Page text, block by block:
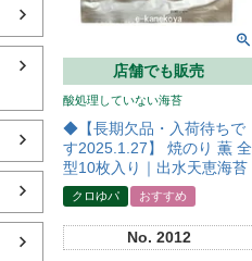
店舗でも販売
酸処理していない海苔
◆【長期欠品・入荷待ちで
す2025.1.27】 焼のり 薫 全
型10枚入り｜出水天恵海苔
クロゆパ おすすめ
No. 2012